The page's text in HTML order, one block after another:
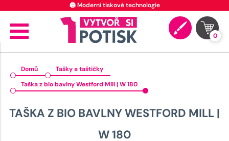
🖨️ Moderní tiskové technologie
0
Domů
Tašky a taštičky
Taška z bio bavlny Westford Mill | W 180
TAŠKA Z BIO BAVLNY WESTFORD MILL |
W 180